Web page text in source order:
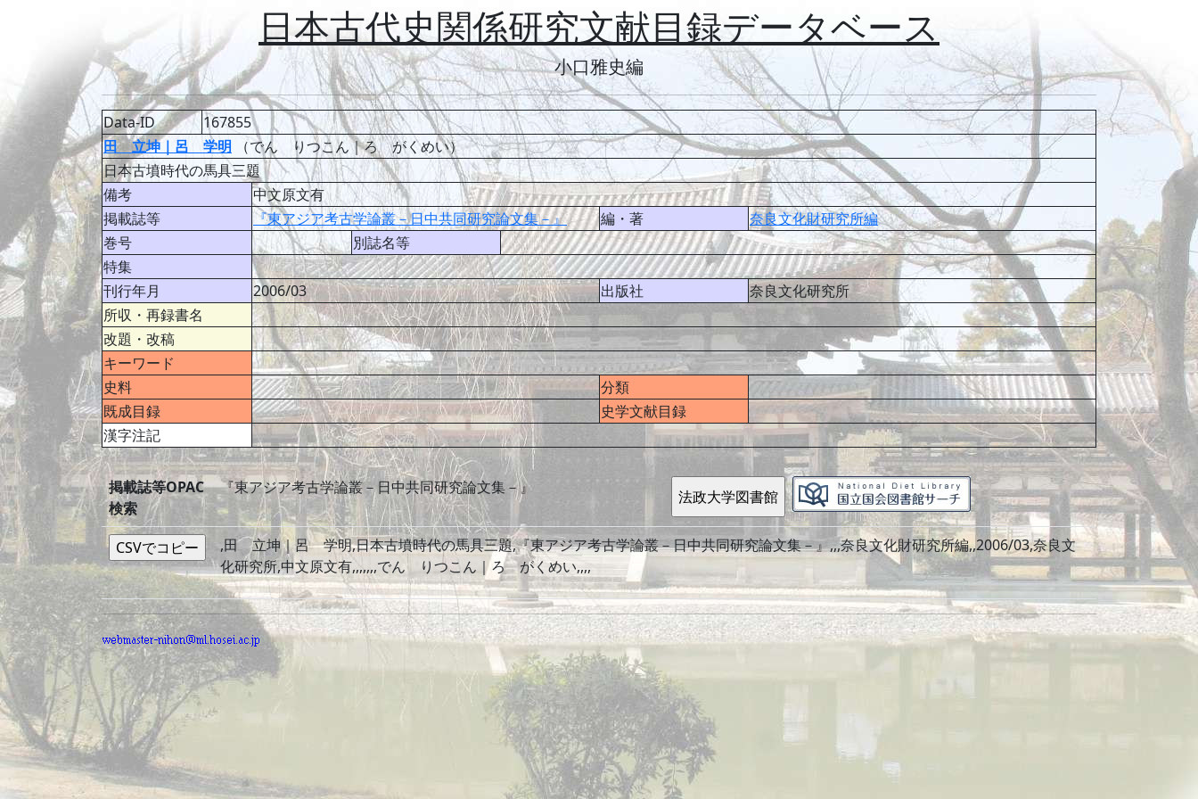
日本古代史関係研究文献目録データベース
小口雅史編
Data-ID
167855
田 立坤｜呂 学明 （でん りつこん｜ろ がくめい）
日本古墳時代の馬具三題
備考
中文原文有
掲載誌等
『東アジア考古学論叢－日中共同研究論文集－』 編・著
奈良文化財研究所編
巻号
別誌名等
特集
刊行年月
2006/03 出版社
奈良文化研究所
所収・再録書名
改題・改稿
キーワード
史料
分類
既成目録
史学文献目録
漢字注記
掲載誌等OPAC
検索
『東アジア考古学論叢－日中共同研究論文集－』
,田 立坤｜呂 学明,日本古墳時代の馬具三題,『東アジア考古学論叢－日中共同研究論文集－』,,,奈良文化財研究所編,,2006/03,奈良文
化研究所,中文原文有,,,,,,,でん りつこん｜ろ がくめい,,,,